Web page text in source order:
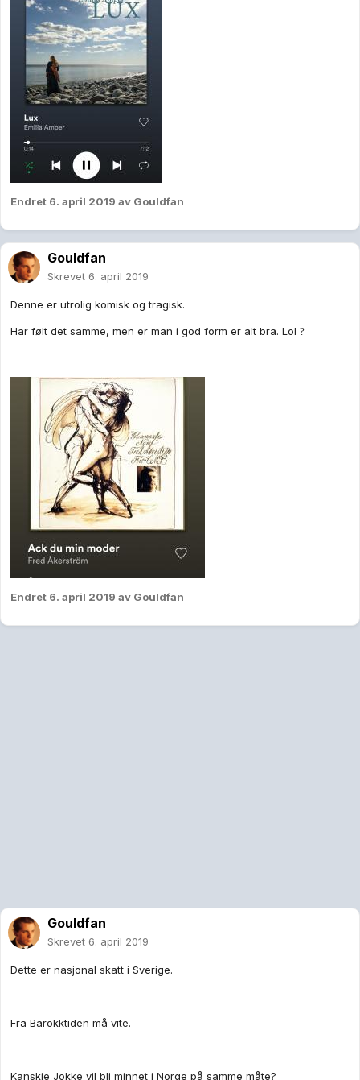
Endret 6. april 2019 av Gouldfan
Gouldfan
Skrevet 6. april 2019
Denne er utrolig komisk og tragisk.
Har følt det samme, men er man i god form er alt bra. Lol ?
Endret 6. april 2019 av Gouldfan
Gouldfan
Skrevet 6. april 2019
Dette er nasjonal skatt i Sverige.
Fra Barokktiden må vite.
Kanskje Jokke vil bli minnet i Norge på samme måte?